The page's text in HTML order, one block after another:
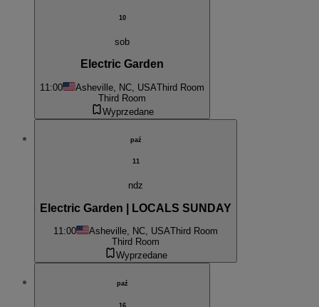
10
sob
Electric Garden
11:00 Asheville, NC, USAThird Room
Third Room
Wyprzedane
paź
11
ndz
Electric Garden | LOCALS SUNDAY
11:00 Asheville, NC, USAThird Room
Third Room
Wyprzedane
paź
16